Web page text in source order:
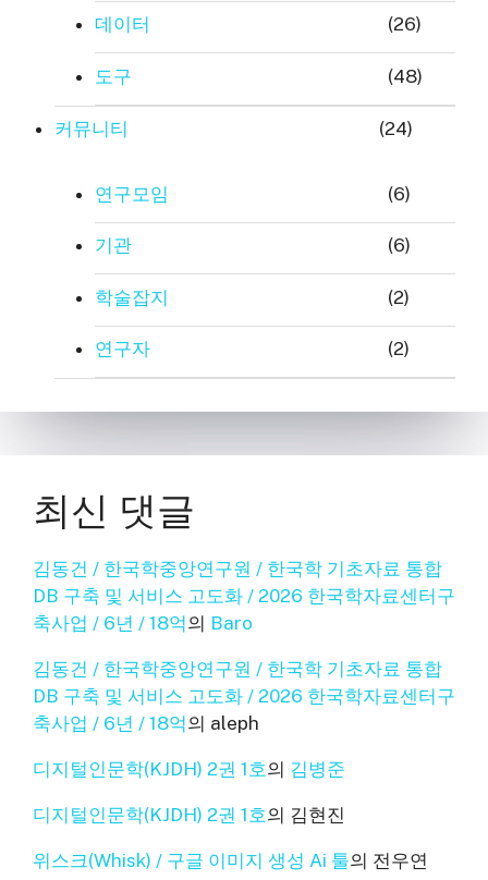
데이터 (26)
도구 (48)
커뮤니티 (24)
연구모임 (6)
기관 (6)
학술잡지 (2)
연구자 (2)
최신 댓글
김동건 / 한국학중앙연구원 / 한국학 기초자료 통합
DB 구축 및 서비스 고도화 / 2026 한국학자료센터구
축사업 / 6년 / 18억의 Baro
김동건 / 한국학중앙연구원 / 한국학 기초자료 통합
DB 구축 및 서비스 고도화 / 2026 한국학자료센터구
축사업 / 6년 / 18억의 aleph
디지털인문학(KJDH) 2권 1호의 김병준
디지털인문학(KJDH) 2권 1호의 김현진
위스크(Whisk) / 구글 이미지 생성 Ai 툴의 전우연